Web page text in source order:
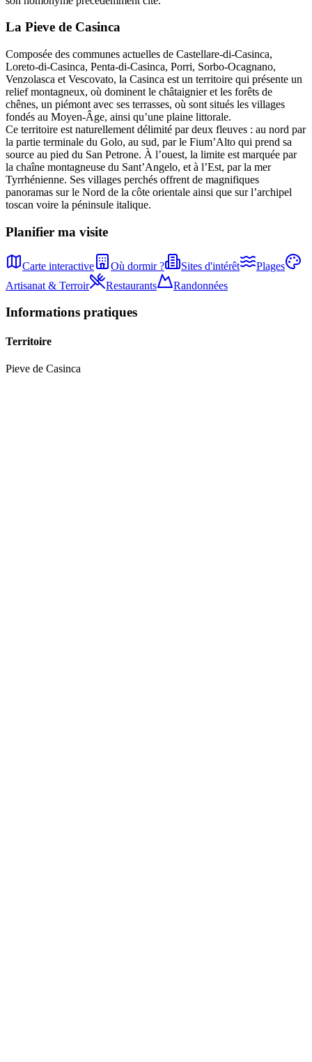
La Pieve de Casinca
Composée des communes actuelles de Castellare-di-Casinca,
Loreto-di-Casinca, Penta-di-Casinca, Porri, Sorbo-Ocagnano,
Venzolasca et Vescovato, la Casinca est un territoire qui présente un
relief montagneux, où dominent le châtaignier et les forêts de
chênes, un piémont avec ses terrasses, où sont situés les villages
fondés au Moyen-Âge, ainsi qu’une plaine littorale.
Ce territoire est naturellement délimité par deux fleuves : au nord par
la partie terminale du Golo, au sud, par le Fium’Alto qui prend sa
source au pied du San Petrone. À l’ouest, la limite est marquée par
la chaîne montagneuse du Sant’Angelo, et à l’Est, par la mer
Tyrrhénienne. Ses villages perchés offrent de magnifiques
panoramas sur le Nord de la côte orientale ainsi que sur l’archipel
toscan voire la péninsule italique.
Planifier ma visite
Carte interactive Où dormir ? Sites d'intérêt
Plages
Artisanat & Terroir
Restaurants Randonnées
Informations pratiques
Territoire
Pieve de Casinca